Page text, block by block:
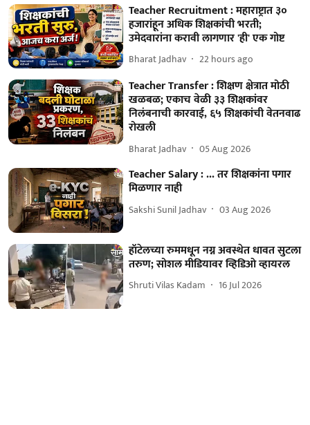
Teacher Recruitment : महाराष्ट्रात ३०
हजारांहून अधिक शिक्षकांची भरती;
उमेदवारांना करावी लागणार 'ही' एक गोष्ट
Bharat Jadhav 22 hours ago
Teacher Transfer : शिक्षण क्षेत्रात मोठी
खळबळ; एकाच वेळी ३३ शिक्षकांवर
निलंबनाची कारवाई, ६५ शिक्षकांची वेतनवाढ
रोखली
Bharat Jadhav 05 Aug 2026
Teacher Salary : ... तर शिक्षकांना पगार
मिळणार नाही
Sakshi Sunil Jadhav 03 Aug 2026
हॉटेलच्या रुममधून नग्न अवस्थेत धावत सुटला
तरुण; सोशल मीडियावर व्हिडिओ व्हायरल
Shruti Vilas Kadam 16 Jul 2026